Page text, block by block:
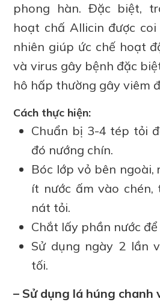
phong hàn. Đặc biệt,
hoạt chấ Allicin được
nhiên giúp ức chế hoạt
và virus gây bệnh đặc
hô hấp thường gây viêm
Cách thực hiện:
Chuẩn bị 3-4 tép tỏi
đó nướng chín.
Bóc lớp vỏ bên ngoài,
ít nước ấm vào chén,
nát tỏi.
Chắt lấy phần nước để
Sử dụng ngày 2 lần
tối.
– Sử dụng lá húng chanh